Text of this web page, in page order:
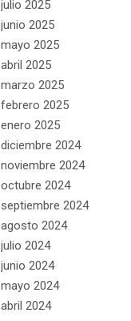
julio 2025
junio 2025
mayo 2025
abril 2025
marzo 2025
febrero 2025
enero 2025
diciembre 2024
noviembre 2024
octubre 2024
septiembre 2024
agosto 2024
julio 2024
junio 2024
mayo 2024
abril 2024